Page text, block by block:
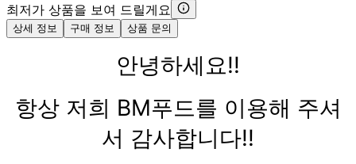
최저가 상품을 보여 드릴게요
상세 정보 구매 정보 상품 문의
안녕하세요!!
항상 저희 BM푸드를 이용해 주셔
서 감사합니다!!